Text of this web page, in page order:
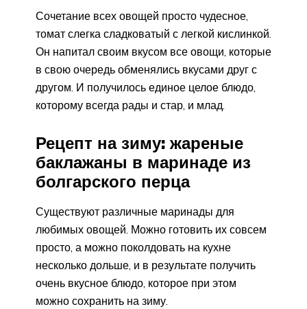
Сочетание всех овощей просто чудесное,
томат слегка сладковатый с легкой кислинкой.
Он напитал своим вкусом все овощи, которые
в свою очередь обменялись вкусами друг с
другом. И получилось единое целое блюдо,
которому всегда рады и стар, и млад.
Рецепт на зиму: жареные
баклажаны в маринаде из
болгарского перца
Существуют различные маринады для
любимых овощей. Можно готовить их совсем
просто, а можно поколдовать на кухне
несколько дольше, и в результате получить
очень вкусное блюдо, которое при этом
можно сохранить на зиму.